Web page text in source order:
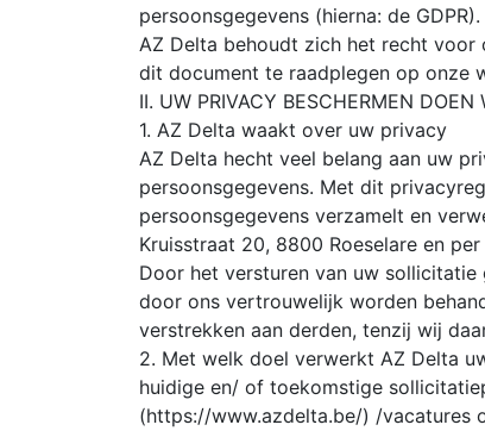
persoonsgegevens (hierna: de GDPR).
AZ Delta behoudt zich het recht voor
dit document te raadplegen op onze
II. UW PRIVACY BESCHERMEN DOEN
1. AZ Delta waakt over uw privacy
AZ Delta hecht veel belang aan uw
persoonsgegevens. Met dit
persoonsgegevens verzamelt en
Kruisstraat 20, 8800 Roeselare en
Door het versturen van uw
door ons vertrouwelijk worden
verstrekken aan derden, tenzij wij
2. Met welk doel verwerkt AZ Delta
huidige en/ of toekomstige
(https://www.azdelta.be/) /vacatures